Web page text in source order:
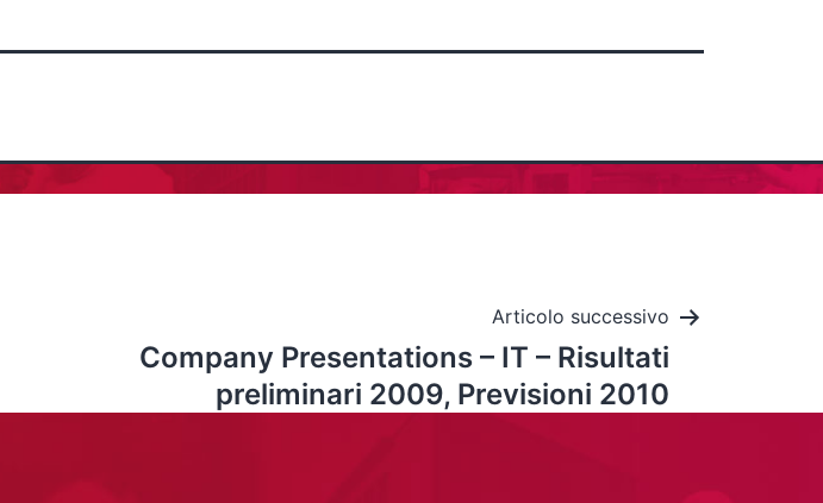
Articolo successivo
Company Presentations – IT – Risultati
preliminari 2009, Previsioni 2010